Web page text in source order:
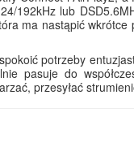
192kHz lub
ma nastąpić wkrótce
potrzeby
pasuje do
przesyłać